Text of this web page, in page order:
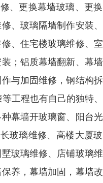
、更换幕墙玻璃、更
、玻璃隔墙制作安装
、住宅楼玻璃维修、
；铝质幕墙翻新、幕
与加固维修，钢结构
工程也有自己的独特
幕墙开玻璃窗、阳台
玻璃维修、高楼大厦
玻璃维修、店铺玻璃
养，幕墙加固，幕墙